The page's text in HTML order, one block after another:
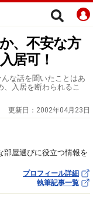
、不安な方
居可！
な話を聞いたことはあ
、入居を断わられるこ
更新日： 2002年04月23日
部屋選びに役立つ情報を
プロフィール詳細
執筆記事一覧